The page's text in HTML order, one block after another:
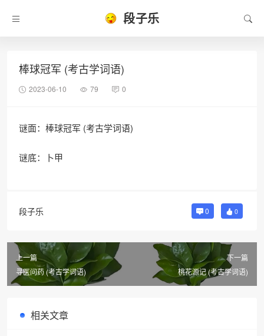
段子乐
棒球冠军 (考古学词语)
2023-06-10 79 0
谜面：棒球冠军 (考古学词语)
谜底：卜甲
段子乐 0 0
上一篇
寻医问药 (考古学词语)
下一篇
桃花源记 (考古学词语)
相关文章